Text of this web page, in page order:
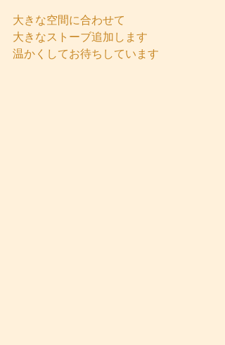
大きな空間に合わせて
大きなストーブ追加します
温かくしてお待ちしています